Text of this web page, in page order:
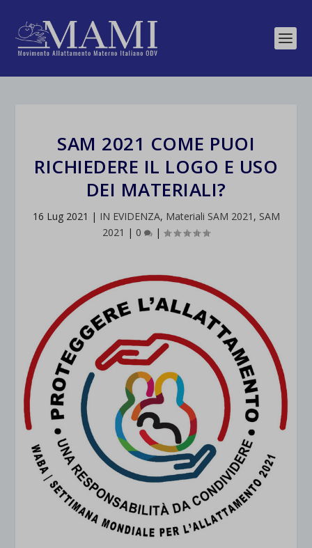
SAM 2021 COME PUOI
RICHIEDERE IL LOGO E USO
DEI MATERIALI?
16 Lug 2021 | IN EVIDENZA, Materiali SAM 2021 , SAM
2021 | 0 |